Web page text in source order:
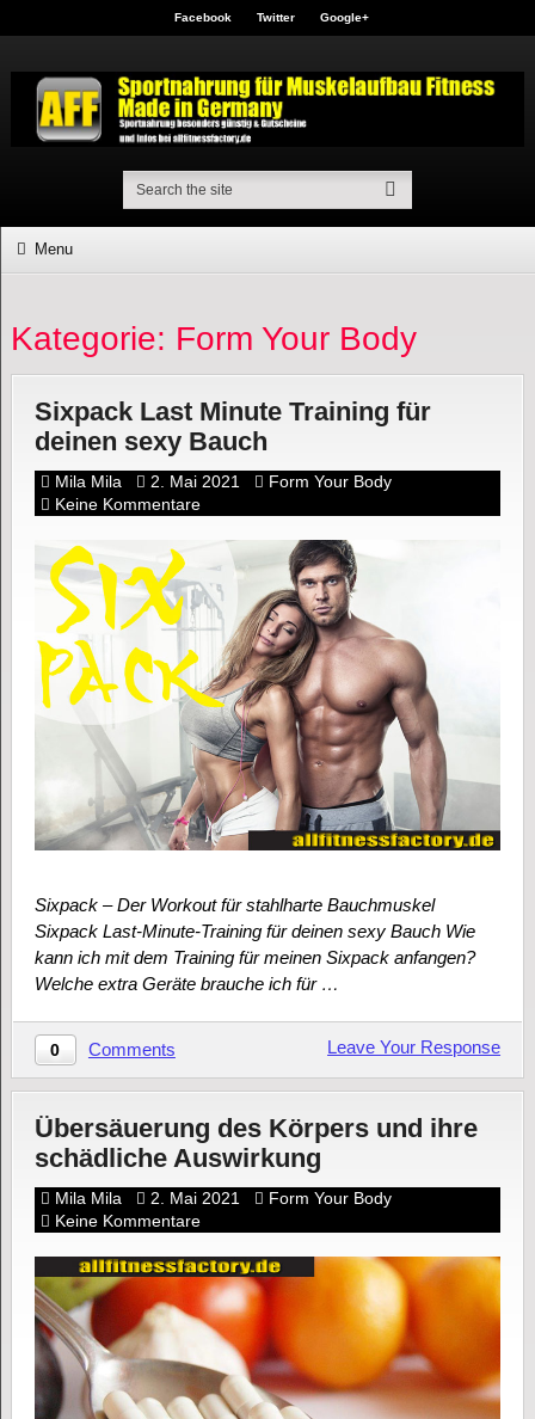
Facebook Twitter Google+
Menu
Kategorie: Form Your Body
Sixpack Last Minute Training für
deinen sexy Bauch
Mila Mila 2. Mai 2021
Form Your Body
Keine Kommentare
Sixpack – Der Workout für stahlharte Bauchmuskel
Sixpack Last-Minute-Training für deinen sexy Bauch Wie
kann ich mit dem Training für meinen Sixpack anfangen?
Welche extra Geräte brauche ich für …
0 Comments Leave Your Response
Übersäuerung des Körpers und ihre
schädliche Auswirkung
Mila Mila 2. Mai 2021
Form Your Body
Keine Kommentare